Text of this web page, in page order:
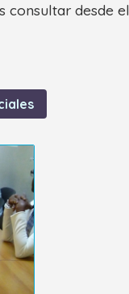
consultar desde el